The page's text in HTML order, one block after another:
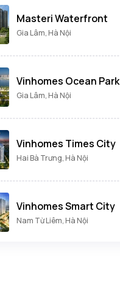
Masteri Waterfront
Gia Lâm, Hà Nội
Vinhomes Ocean Park
Gia Lâm, Hà Nội
Vinhomes Times City
Hai Bà Trưng, Hà Nội
Vinhomes Smart City
Nam Từ Liêm, Hà Nội